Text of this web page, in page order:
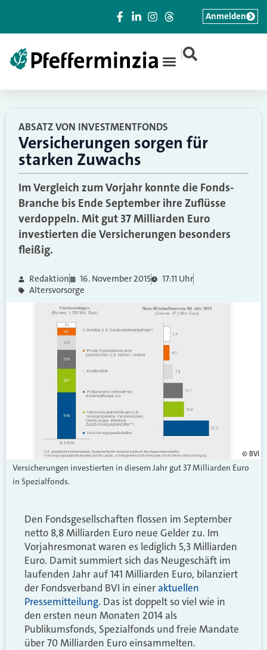
|
Anmelden
ABSATZ VON INVESTMENTFONDS
Versicherungen sorgen für
starken Zuwachs
Im Vergleich zum Vorjahr konnte die Fonds-
Branche bis Ende September ihre Zuflüsse
verdoppeln. Mit gut 37 Milliarden Euro
investierten die Versicherungen besonders
fleißig.
Redaktion 16. November 2015
17:11 Uhr
Altersvorsorge
© BVI
Versicherungen investierten in diesem Jahr gut 37 Milliarden Euro
in Spezialfonds.
Den Fondsgesellschaften flossen im September
netto 8,8 Milliarden Euro neue Gelder zu. Im
Vorjahresmonat waren es lediglich 5,3 Milliarden
Euro. Damit summiert sich das Neugeschäft im
laufenden Jahr auf 141 Milliarden Euro, bilanziert
der Fondsverband BVI in eineraktuellen
Pressemitteilung. Das ist doppelt so viel wie in
den ersten neun Monaten 2014 als
Publikumsfonds, Spezialfonds und freie Mandate
über 70 Milliarden Euro einsammelten.